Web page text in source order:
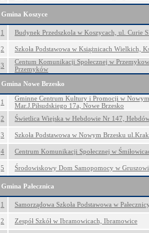
Gmina Koszyce
1 Budynek Przedszkola w Koszycach, ul. Curie
2 Szkoła Podstawowa w Książnicach Wielkich,
3
Centum Komunikacji Społecznej w
Przemyków
Gmina Nowe Brzesko
1
Gminne Centrum Kultury i Promocji w
Mar.J.Piłsudskiego 17a, Nowe Brzesko
2
Świetlica Wiejska w Hebdowie Nr 147,
3 Szkoła Podstawowa w Nowym Brzesku
4 Centrum Komunikacji Społecznej w
5 Środowiskowy Dom Samopomocy w
Gmina Pałecznica
1 Samorządowa Szkoła Podstawowa w
2 Zespół Szkół w Ibramowicach, Ibramowice